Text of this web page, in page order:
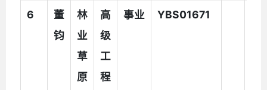
6
董
钧
林
业
草
原
高
级
工
程
事业 YBS01671